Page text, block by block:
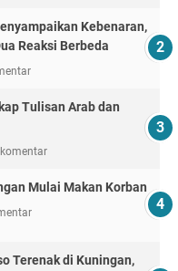
Kebenaran,
Reaksi Berbeda
Tulisan Arab dan
Mulai Makan Korban
Terenak di Kuningan,